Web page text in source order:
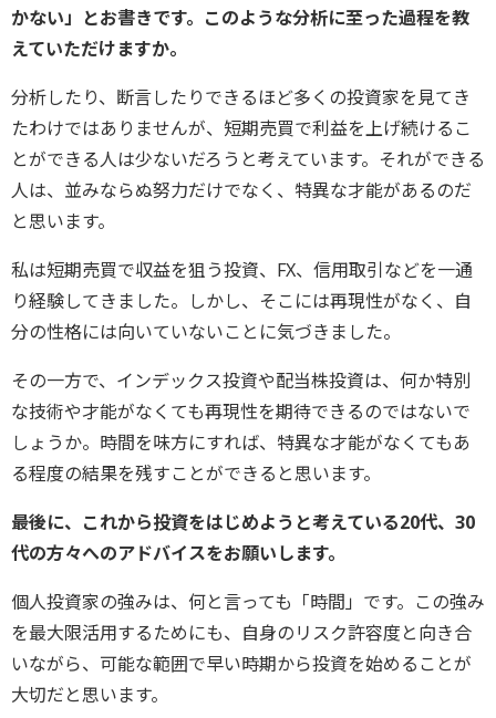
かない」とお書きです。このような分析に至った過程を教
えていただけますか。
分析したり、断言したりできるほど多くの投資家を見てき
たわけではありませんが、短期売買で利益を上げ続けるこ
とができる人は少ないだろうと考えています。それができる
人は、並みならぬ努力だけでなく、特異な才能があるのだ
と思います。
私は短期売買で収益を狙う投資、FX、信用取引などを一通
り経験してきました。しかし、そこには再現性がなく、自
分の性格には向いていないことに気づきました。
その一方で、インデックス投資や配当株投資は、何か特別
な技術や才能がなくても再現性を期待できるのではないで
しょうか。時間を味方にすれば、特異な才能がなくてもあ
る程度の結果を残すことができると思います。
――最後に、これから投資をはじめようと考えている20代、30
代の方々へのアドバイスをお願いします。
個人投資家の強みは、何と言っても「時間」です。この強み
を最大限活用するためにも、自身のリスク許容度と向き合
いながら、可能な範囲で早い時期から投資を始めることが
大切だと思います。